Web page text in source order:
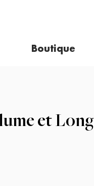
Boutique
et